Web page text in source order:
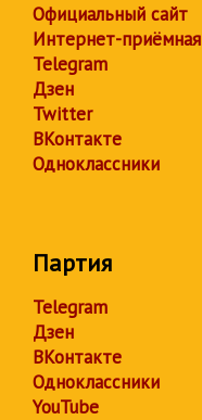
Официальный сайт
Интернет-приёмная
Telegram
Дзен
Twitter
ВКонтакте
Одноклассники
Партия
Telegram
Дзен
ВКонтакте
Одноклассники
YouTube